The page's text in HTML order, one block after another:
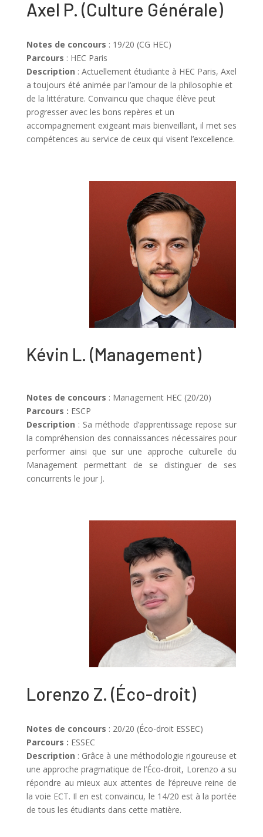
Axel P. (Culture Générale)
Notes de concours : 19/20 (CG HEC)
Parcours : HEC Paris
Description : Actuellement étudiante à HEC Paris, Axel
a toujours été animée par l’amour de la philosophie et
de la littérature. Convaincu que chaque élève peut
progresser avec les bons repères et un
accompagnement exigeant mais bienveillant, il met ses
compétences au service de ceux qui visent l’excellence.
Kévin L. (Management)
Notes de concours : Management HEC (20/20)
Parcours : ESCP
Description : Sa méthode d’apprentissage repose sur
la compréhension des connaissances nécessaires pour
performer ainsi que sur une approche culturelle du
Management permettant de se distinguer de ses
concurrents le jour J.
Lorenzo Z. (Éco-droit)
Notes de concours : 20/20 (Éco-droit ESSEC)
Parcours : ESSEC
Description : Grâce à une méthodologie rigoureuse et
une approche pragmatique de l’Éco-droit, Lorenzo a su
répondre au mieux aux attentes de l’épreuve reine de
la voie ECT. Il en est convaincu, le 14/20 est à la portée
de tous les étudiants dans cette matière.